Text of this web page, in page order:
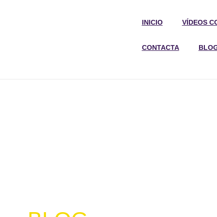
INICIO VÍDEOS
CONTACTA